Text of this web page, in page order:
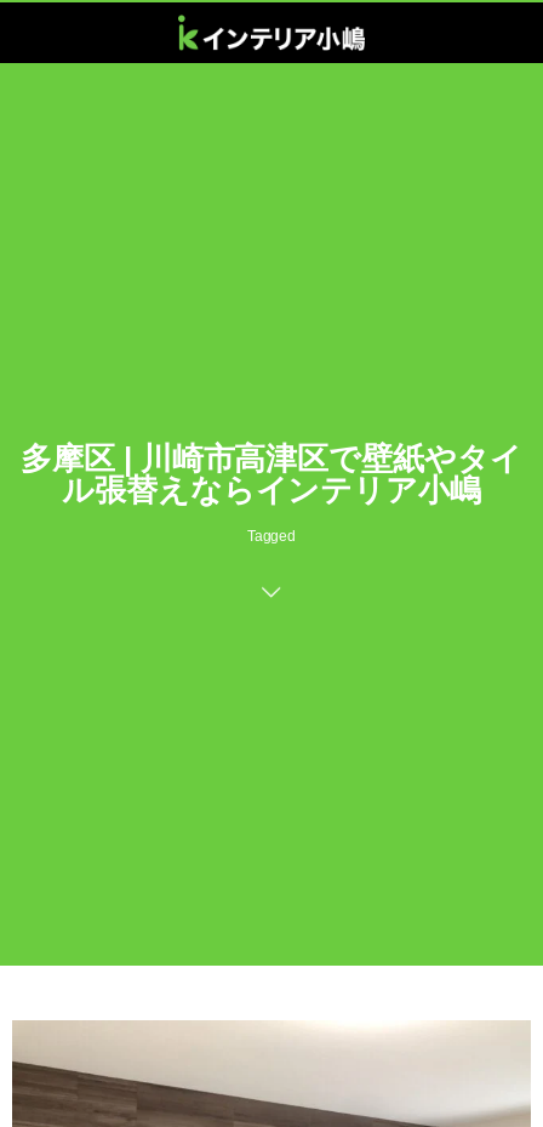
多摩区 | 川崎市高津区で壁紙やタイ
ル張替えならインテリア小嶋
Tagged